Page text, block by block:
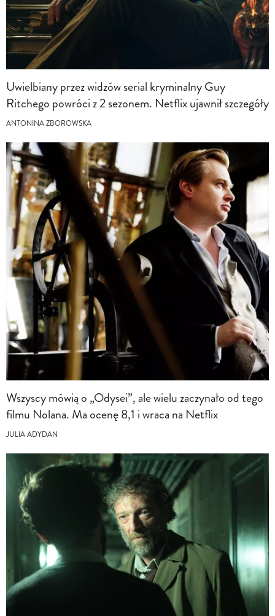
Uwielbiany przez widzów serial kryminalny Guy
Ritchego powróci z 2 sezonem. Netflix ujawnił szczegóły
ANTONINA ZBOROWSKA
Wszyscy mówią o „Odysei”, ale wielu zaczynało od tego
filmu Nolana. Ma ocenę 8,1 i wraca na Netflix
JULIA ADYDAN